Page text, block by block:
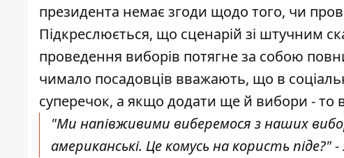
президента немає згоди щодо того, чи
Підкреслюється, що сценарій зі штучним
проведення виборів потягне за собою
чимало посадовців вважають, що в
суперечок, а якщо додати ще й вибори - то
"Ми напівживими виберемося з наших
американські. Це комусь на користь піде?"